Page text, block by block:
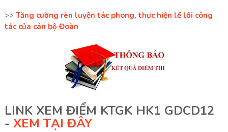
>> Tăng cường rèn luyện tác phong, thực hiện lề lối công
tác của cán bộ Đoàn
LINK XEM ĐIỂM KTGK HK1 GDCD12
- XEM TẠI ĐÂY